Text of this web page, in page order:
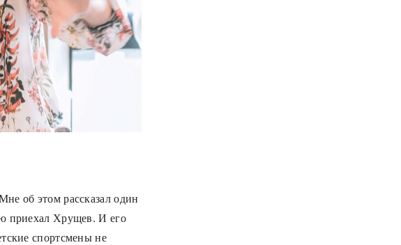
об этом рассказал один
приехал Хрущев. И его
спортсмены не